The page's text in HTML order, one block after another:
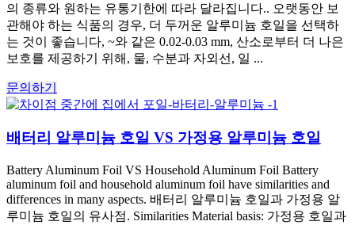
의 종류와 원하는 유통기한에 따라 달라집니다.. 오랫동안 보
관해야 하는 식품의 경우, 더 두꺼운 알루미늄 호일을 선택하
는 것이 좋습니다, ~와 같은 0.02-0.03 mm, 산소로부터 더 나은
보호를 제공하기 위해, 물, 수분과 자외선, 일 ...
문의하기
배터리 알루미늄 호일 VS 가정용 알루미늄 호일
Battery Aluminum Foil VS Household Aluminum Foil Battery
aluminum foil and household aluminum foil have similarities and
differences in many aspects. 배터리 알루미늄 호일과 가정용 알
루미늄 호일의 유사점. Similarities Material basis: 가정용 호일과